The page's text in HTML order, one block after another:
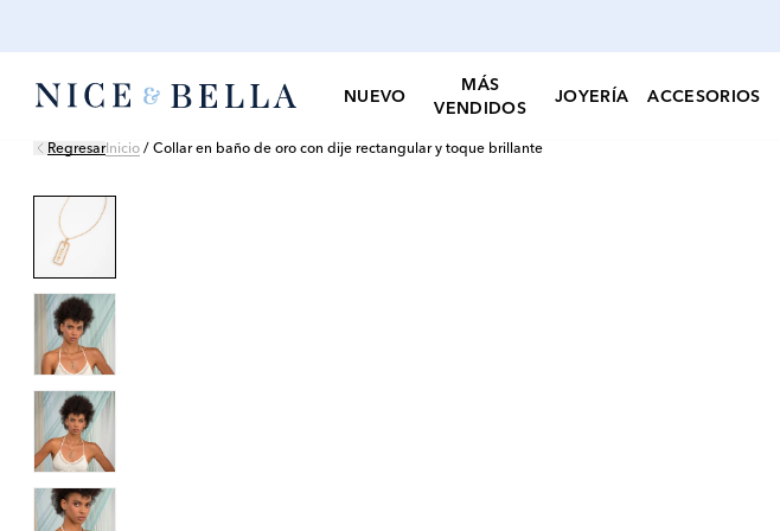
NUEVO
MÁS
VENDIDOS
JOYERÍA ACCESORIOS
RegresarInicio / Collar en baño de oro con dije rectangular y toque brillante